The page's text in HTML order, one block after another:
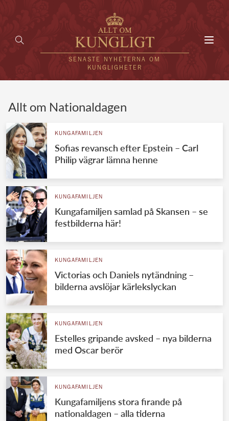
SENASTE NYHETERNA OM
KUNGLIGHETER
UTLÄNDSKT
VÄRLDENS KUNGAHUS
Svenska kungahuset
Brittiska kungahuset
Danska kungahuset
Jordanska kungahuset
Luxemburgska storhertighuset
Japanska kejsarhuset
Thailändska kungahuset
Marockanska kungahuset
REDAKTION
Allt om Nationaldagen
KUNGAFAMILJEN
Sofias revansch efter Epstein – Carl
Philip vägrar lämna henne
KUNGAFAMILJEN
Kungafamiljen samlad på Skansen – se
festbilderna här!
KUNGAFAMILJEN
Victorias och Daniels nytändning –
bilderna avslöjar kärlekslyckan
KUNGAFAMILJEN
Estelles gripande avsked – nya bilderna
med Oscar berör
KUNGAFAMILJEN
Kungafamiljens stora firande på
nationaldagen – alla tiderna